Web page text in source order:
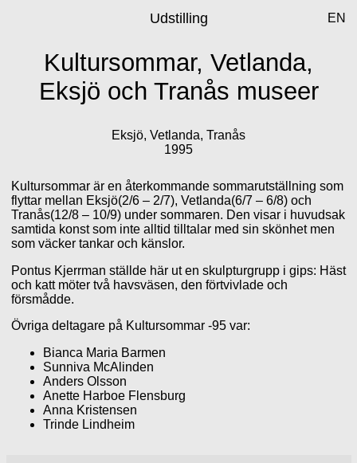
Udstilling EN
Kultursommar, Vetlanda,
Eksjö och Tranås museer
Eksjö, Vetlanda, Tranås
1995
Kultursommar är en återkommande sommarutställning som
flyttar mellan Eksjö(2/6 – 2/7), Vetlanda(6/7 – 6/8) och
Tranås(12/8 – 10/9) under sommaren. Den visar i huvudsak
samtida konst som inte alltid tilltalar med sin skönhet men
som väcker tankar och känslor.
Pontus Kjerrman ställde här ut en skulpturgrupp i gips: Häst
och katt möter två havsväsen, den förtvivlade och
försmådde.
Övriga deltagare på Kultursommar -95 var:
Bianca Maria Barmen
Sunniva McAlinden
Anders Olsson
Anette Harboe Flensburg
Anna Kristensen
Trinde Lindheim